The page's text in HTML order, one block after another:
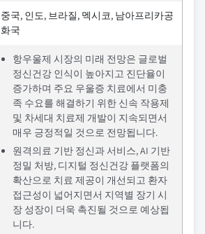
중국, 인도, 브라질, 멕시코, 남아프리카공
화국
항우울제 시장의 미래 전망은 글로벌
정신건강 인식이 높아지고 진단율이
증가하며 주요 우울증 치료에서 미충
족 수요를 해결하기 위한 신속 작용제
및 차세대 치료제 개발이 지속되면서
매우 긍정적일 것으로 전망됩니다.
원격의료 기반 정신과 서비스, AI 기반
정밀 처방, 디지털 정신건강 플랫폼의
확산으로 치료 제공이 개선되고 환자
접근성이 넓어지면서 지역별 장기 시
장 성장이 더욱 촉진될 것으로 예상됩
니다.